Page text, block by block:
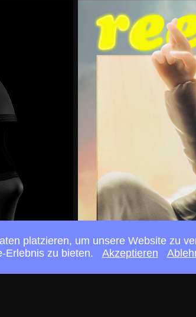
platzieren, um unsere Website zu
Erlebnis zu bieten.
Akzeptieren